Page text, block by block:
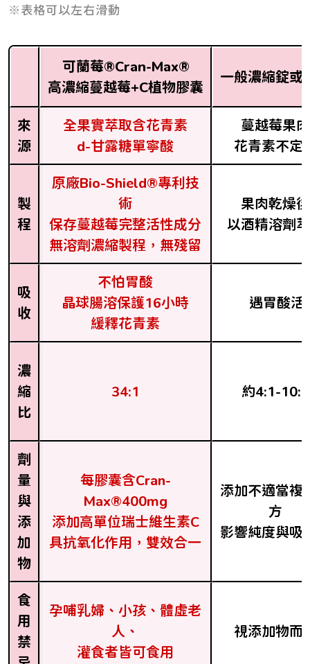
※表格可以左右滑動
可蘭莓®Cran-Max®
高濃縮蔓越莓+C植物膠囊
一般濃縮錠或
來
源
全果實萃取含花青素
d-甘露糖單寧酸
蔓越莓果肉
花青素不定
製
程
原廠Bio-Shield®專利技
術
保存蔓越莓完整活性成分
無溶劑濃縮製程，無殘留
果肉乾燥後
以酒精溶劑
吸
收
不怕胃酸
晶球腸溶保護16小時
緩釋花青素
遇胃酸活
濃
縮
比
34:1 約4:1-10:1
劑
量
與
添
加
物
每膠囊含Cran-
Max®400mg
添加高單位瑞士維生素C
具抗氧化作用，雙效合一
添加不適當複
方
影響純度與吸
食
用
禁
孕哺乳婦、小孩、體虛老
人、
灌食者皆可食用
視添加物而